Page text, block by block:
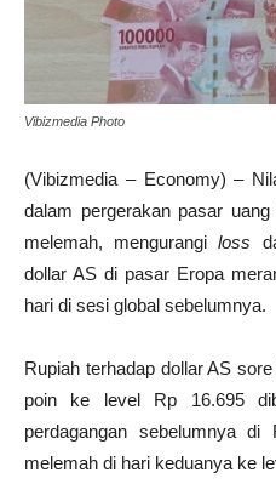
Vibizmedia Photo
(Vibizmedia – Economy) –
dalam pergerakan pasar
melemah, mengurangiloss
dollar AS di pasar Eropa
hari di sesi global sebelumnya.
Rupiah terhadap dollar AS
poin ke level Rp 16.695
perdagangan sebelumnya di
melemah di hari keduanya ke